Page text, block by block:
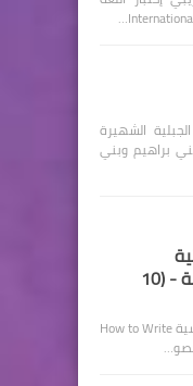
الشهيرة
براهيم وبني
الأكاديمية للمنح الدراسية - (10
كيفية كتابة السيرة الذاتية الأكاديمية للمنح الدراسية How to Write